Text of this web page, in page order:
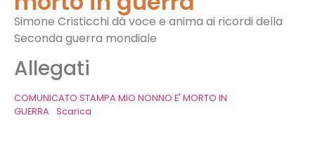
Simone Cristicchi dà voce e anima ai ricordi della
Seconda guerra mondiale
Allegati
COMUNICATO STAMPA MIO NONNO E' MORTO IN
GUERRA
Scarica